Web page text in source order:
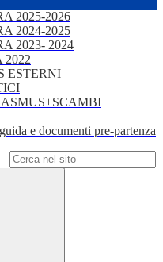
2025-2026
2024-2025
2023- 2024
2022
ESTERNI
e documenti pre-partenza